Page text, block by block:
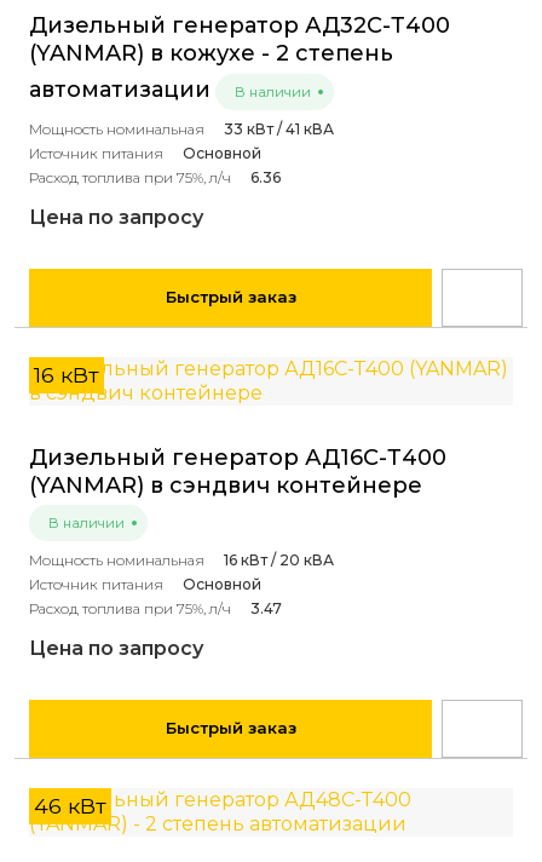
Дизельный генератор АД32С-Т400
(YANMAR) в кожухе - 2 степень
автоматизации
В наличии
Мощность номинальная
33 кВт / 41 кВА
Источник питания
Основной
Расход топлива при 75%, л/ч
6.36
Цена по запросу
Быстрый заказ
16 кВт
Дизельный генератор АД16С-Т400
(YANMAR) в сэндвич контейнере
В наличии
Мощность номинальная
16 кВт / 20 кВА
Источник питания
Основной
Расход топлива при 75%, л/ч
3.47
Цена по запросу
Быстрый заказ
46 кВт